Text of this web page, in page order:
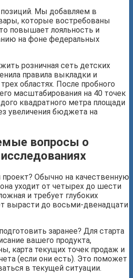
Мы добавляем в
которые востребованы
повышает лояльность и
на фоне федеральных
розничная сеть детских
правила выкладки и
областях. После пробного
масштабирования на 40 точек
квадратного метра площади
увеличения бюджета на
вопросы о
проект? Обычно на качественную
уходит от четырех до шести
и требует глубоких
вырасти до восьми-двенадцати
заранее? Для старта
вашего продукта,
карта текущих точек продаж и
(если они есть). Это поможет
в текущей ситуации.